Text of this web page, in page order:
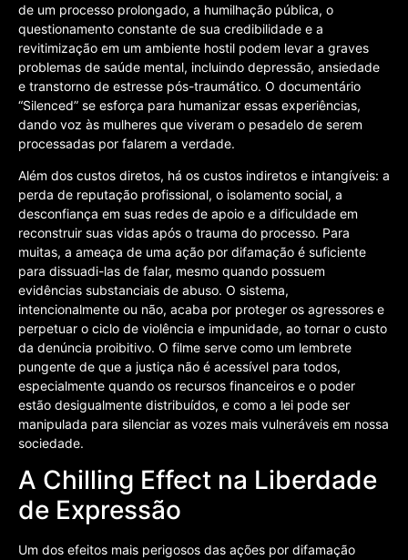
de um processo prolongado, a humilhação pública, o
questionamento constante de sua credibilidade e a
revitimização em um ambiente hostil podem levar a graves
problemas de saúde mental, incluindo depressão, ansiedade
e transtorno de estresse pós-traumático. O documentário
“Silenced” se esforça para humanizar essas experiências,
dando voz às mulheres que viveram o pesadelo de serem
processadas por falarem a verdade.
Além dos custos diretos, há os custos indiretos e intangíveis: a
perda de reputação profissional, o isolamento social, a
desconfiança em suas redes de apoio e a dificuldade em
reconstruir suas vidas após o trauma do processo. Para
muitas, a ameaça de uma ação por difamação é suficiente
para dissuadi-las de falar, mesmo quando possuem
evidências substanciais de abuso. O sistema,
intencionalmente ou não, acaba por proteger os agressores e
perpetuar o ciclo de violência e impunidade, ao tornar o custo
da denúncia proibitivo. O filme serve como um lembrete
pungente de que a justiça não é acessível para todos,
especialmente quando os recursos financeiros e o poder
estão desigualmente distribuídos, e como a lei pode ser
manipulada para silenciar as vozes mais vulneráveis em nossa
sociedade.
A Chilling Effect na Liberdade
de Expressão
Um dos efeitos mais perigosos das ações por difamação